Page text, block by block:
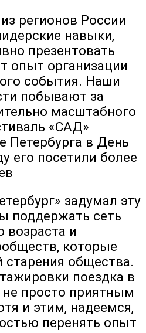
регионов России
навыки,
презентовать
опыт организации
события. Наши
побывают за
масштабного
«САД»
Петербурга в День
его посетили более
задумал эту
поддержать сеть
возраста и
которые
общества.
поездка в
не просто приятным
и этим, надеемся,
перенять опыт